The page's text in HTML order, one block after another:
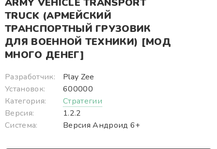
ARMY VEHICLE TRANSPORT
TRUCK (АРМЕЙСКИЙ
ТРАНСПОРТНЫЙ ГРУЗОВИК
ДЛЯ ВОЕННОЙ ТЕХНИКИ) [МОД
МНОГО ДЕНЕГ]
Разработчик:
Play Zee
Установок:
600000
Категория:
Стратегии
Версия:
1.2.2
Система:
Версия Андроид 6+